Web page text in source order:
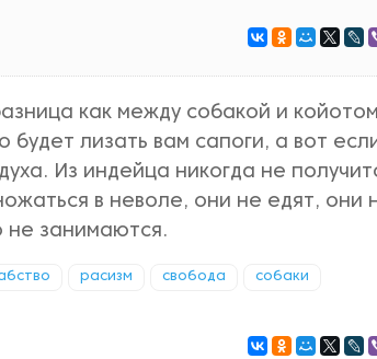
как между собакой и
лизать вам сапоги, а вот
Из индейца никогда не
в неволе, они не едят, они
не занимаются.
расизм свобода собаки